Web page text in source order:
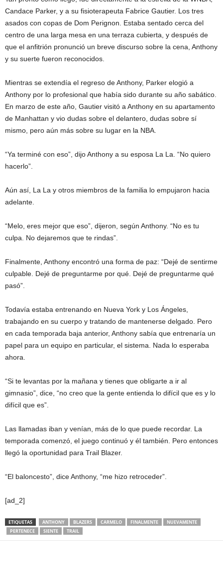
Candace Parker, y a su fisioterapeuta Fabrice Gautier. Los tres
asados ​​con copas de Dom Perignon. Estaba sentado cerca del
centro de una larga mesa en una terraza cubierta, y después de
que el anfitrión pronunció un breve discurso sobre la cena, Anthony
y su suerte fueron reconocidos.
Mientras se extendía el regreso de Anthony, Parker elogió a
Anthony por lo profesional que había sido durante su año sabático.
En marzo de este año, Gautier visitó a Anthony en su apartamento
de Manhattan y vio dudas sobre el delantero, dudas sobre sí
mismo, pero aún más sobre su lugar en la NBA.
“Ya terminé con eso”, dijo Anthony a su esposa La La. “No quiero
hacerlo”.
Aún así, La La y otros miembros de la familia lo empujaron hacia
adelante.
“Melo, eres mejor que eso”, dijeron, según Anthony. “No es tu
culpa. No dejaremos que te rindas”.
Finalmente, Anthony encontró una forma de paz: “Dejé de sentirme
culpable. Dejé de preguntarme por qué. Dejé de preguntarme qué
pasó”.
Todavía estaba entrenando en Nueva York y Los Ángeles,
trabajando en su cuerpo y tratando de mantenerse delgado. Pero
en cada temporada baja anterior, Anthony sabía que entrenaría un
papel para un equipo en particular, el sistema. Nada lo esperaba
ahora.
“Si te levantas por la mañana y tienes que obligarte a ir al
gimnasio”, dice, “no creo que la gente entienda lo difícil que es y lo
difícil que es”.
Las llamadas iban y venían, más de lo que puede recordar. La
temporada comenzó, el juego continuó y él también. Pero entonces
llegó la oportunidad para Trail Blazer.
“El baloncesto”, dice Anthony, “me hizo retroceder”.
[ad_2]
ETIQUETAS ANTHONY BLAZERS CARMELO FINALMENTE
NUEVAMENTE
PERTENECE
SIENTE TRAIL